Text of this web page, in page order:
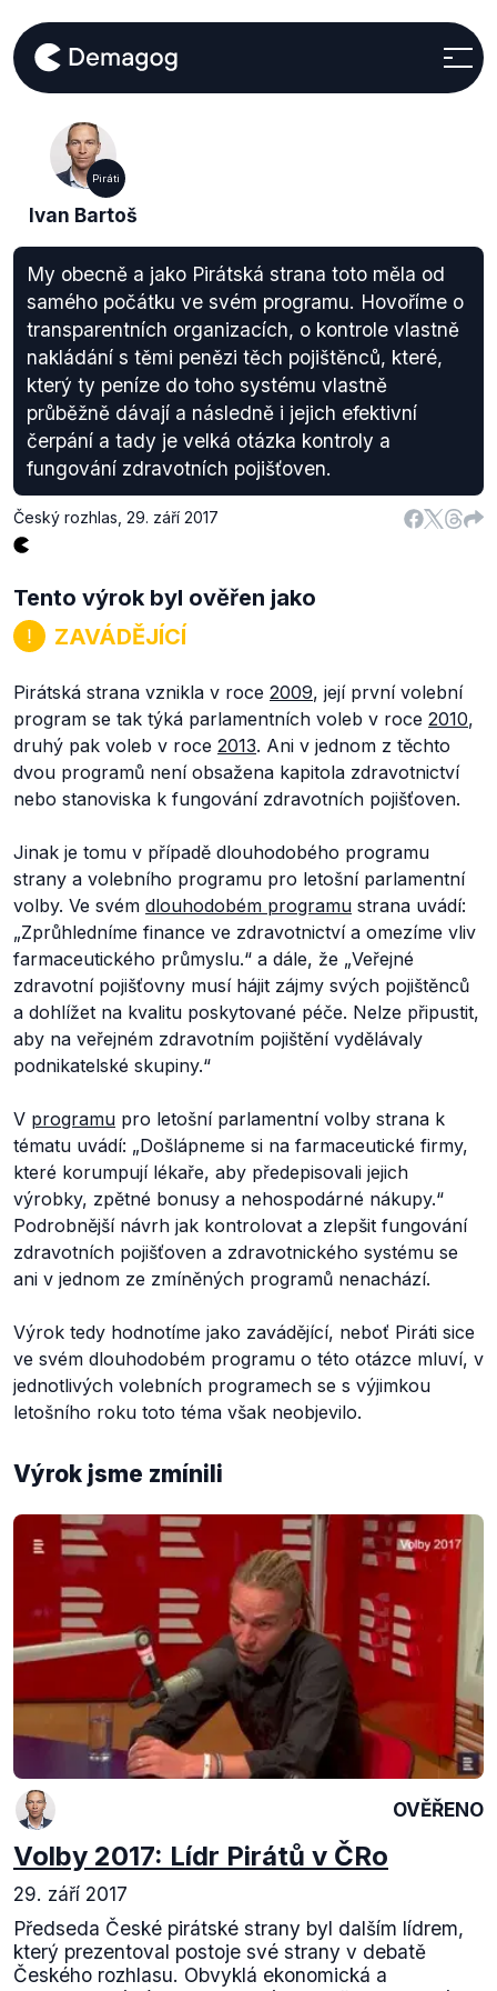
Piráti
Ivan Bartoš
My obecně a jako Pirátská strana toto měla od
samého počátku ve svém programu. Hovoříme o
transparentních organizacích, o kontrole vlastně
nakládání s těmi penězi těch pojištěnců, které,
který ty peníze do toho systému vlastně
průběžně dávají a následně i jejich efektivní
čerpání a tady je velká otázka kontroly a
fungování zdravotních pojišťoven.
Český rozhlas 29. září 2017
Tento výrok byl ověřen jako
ZAVÁDĚJÍCÍ
Pirátská strana vznikla v roce 2009, její první volební
program se tak týká parlamentních voleb v roce 2010,
druhý pak voleb v roce 2013. Ani v jednom z těchto
dvou programů není obsažena kapitola zdravotnictví
nebo stanoviska k fungování zdravotních pojišťoven.
Jinak je tomu v případě dlouhodobého programu
strany a volebního programu pro letošní parlamentní
volby. Ve svém dlouhodobém programu strana uvádí:
„Zprůhledníme finance ve zdravotnictví a omezíme vliv
farmaceutického průmyslu.“ a dále, že „Veřejné
zdravotní pojišťovny musí hájit zájmy svých pojištěnců
a dohlížet na kvalitu poskytované péče. Nelze připustit,
aby na veřejném zdravotním pojištění vydělávaly
podnikatelské skupiny.“
V programu pro letošní parlamentní volby strana k
tématu uvádí: „Došlápneme si na farmaceutické firmy,
které korumpují lékaře, aby předepisovali jejich
výrobky, zpětné bonusy a nehospodárné nákupy.“
Podrobnější návrh jak kontrolovat a zlepšit fungování
zdravotních pojišťoven a zdravotnického systému se
ani v jednom ze zmíněných programů nenachází.
Výrok tedy hodnotíme jako zavádějící, neboť Piráti sice
ve svém dlouhodobém programu o této otázce mluví, v
jednotlivých volebních programech se s výjimkou
letošního roku toto téma však neobjevilo.
Výrok jsme zmínili
OVĚŘENO
Volby 2017: Lídr Pirátů v ČRo
29. září 2017
Předseda České pirátské strany byl dalším lídrem,
který prezentoval postoje své strany v debatě
Českého rozhlasu. Obvyklá ekonomická a